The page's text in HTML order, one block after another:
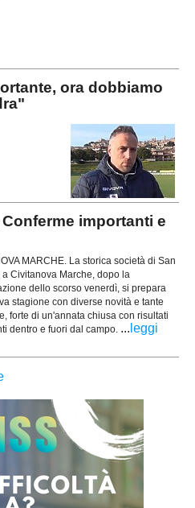
ora dobbiamo
importanti e
MARCHE. La storica società di San
a Civitanova Marche, dopo la
dello scorso venerdì, si prepara
stagione con diverse novità e tante
forte di un'annata chiusa con risultati
dentro e fuori dal campo. ... leggi